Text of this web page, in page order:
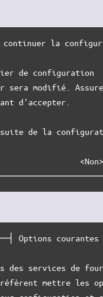
la
de
sera modifié.
avant
de la
Options
des services de
mettre les